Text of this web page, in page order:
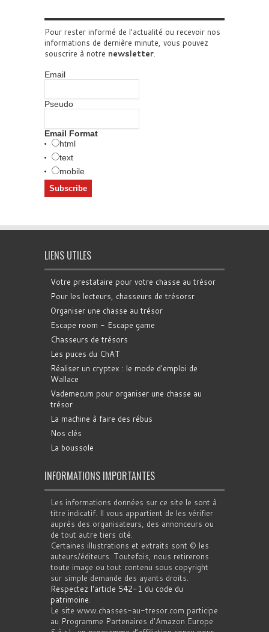
Pour rester informé de l'actualité ou recevoir nos
informations de dernière minute, vous pouvez
souscrire à notre newsletter.
Email
Pseudo
Email Format
html
text
mobile
LIENS UTILES
Votre prestataire pour votre chasse au trésor
Pour les lecteurs, chasseurs de trésorsr
Organiser une chasse au trésor
Escape room - Escape game
Chasseurs de trésors
Les puces du ChAT
Réaliser un cryptex : le mode d'emploi de
Wallace
Vademecum pour organiser une chasse au
trésor
La machine à faire des rébus
Nos clés
La boussole
INFORMATIONS IMPORTANTES
Les informations données sur ce site le sont à
titre indicatif. Il vous appartient de les vérifier
auprès des organisateurs, des annonceurs ou
de tout autre tiers cité.
Certaines illustrations et extraits sont © les
auteurs/éditeurs. Toutefois, nous retirerons
toute image ou tout contenu sous copyright
sur simple demande des ayants droits.
Respectez l'article 542-1 du code du
patrimoine.
Le site www.chasses-au-tresor.com participe
au Programme Partenaires d’Amazon Europe